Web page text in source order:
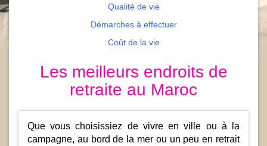
Qualité de vie
Démarches à effectuer
Coût de la vie
Les meilleurs endroits de
retraite au Maroc
Que vous choisissiez de vivre en ville ou à la
campagne, au bord de la mer ou un peu en retrait